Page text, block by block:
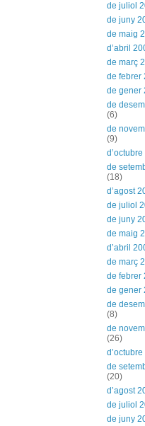
de juliol
de juny
de maig
d’abril
de març
de febrer
de gener
de
(6)
de
(9)
de
(18)
d’agost
de juliol
de juny
de maig
d’abril
de març
de febrer
de gener
de
(8)
de
(26)
de
(20)
d’agost
de juliol
de juny